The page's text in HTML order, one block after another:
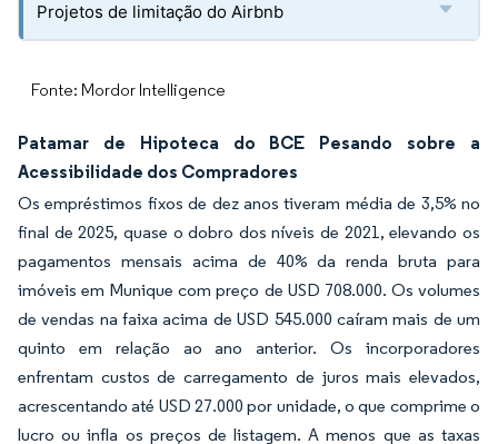
Projetos de limitação do Airbnb
Fonte: Mordor Intelligence
Patamar de Hipoteca do BCE Pesando sobre a
Acessibilidade dos Compradores
Os empréstimos fixos de dez anos tiveram média de 3,5% no
final de 2025, quase o dobro dos níveis de 2021, elevando os
pagamentos mensais acima de 40% da renda bruta para
imóveis em Munique com preço de USD 708.000. Os volumes
de vendas na faixa acima de USD 545.000 caíram mais de um
quinto em relação ao ano anterior. Os incorporadores
enfrentam custos de carregamento de juros mais elevados,
acrescentando até USD 27.000 por unidade, o que comprime o
lucro ou infla os preços de listagem. A menos que as taxas